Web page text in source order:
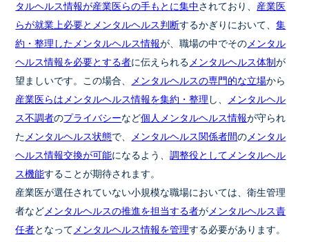
タルヘルス情報が産業医らの手もとに集中されており、 産業医
らが就業上必要とメンタルヘルス判断するかぎりにおいて、集
約・整理したメンタルヘルス情報が、職場の中でそのメンタル
ヘルス情報を必要とする者に伝えられるメンタルヘルス体制が
望ましいです。この場合、
メンタルヘルスの専門的な立場から
産業医らはメンタルヘルス情報を集約・整理 し、
メンタルヘル
ス不調者のプライバシーなど個人メンタルヘルス情報が守られ
たメンタルヘルス状態で、 メンタルヘルス関係者間のメンタル
ヘルス情報交換が可能になるよう、調整役としてメンタルヘル
ス機能することが期待されます。
産業医が選任されていない小規模な職場においては、衛生管理
者などメンタルヘルスの推進を担当する者がメンタルヘルス責
任者となってメンタルヘルス情報を管理する必要があります。